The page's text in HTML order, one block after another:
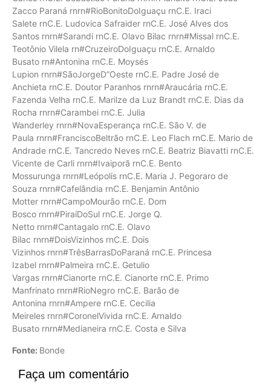
Zacco Paraná rnrn#RioBonitoDoIguaçu rnC.E. Iraci
Salete rnC.E. Ludovica Safraider rnC.E. José Alves dos
Santos rnrn#Sarandi rnC.E. Olavo Bilac rnrn#Missal rnC.E.
Teotônio Vilela rn#CruzeiroDoIguaçu rnC.E. Arnaldo
Busato rn#Antonina rnC.E. Moysés
Lupion rnrn#SãoJorgeD”Oeste rnC.E. Padre José de
Anchieta rnC.E. Doutor Paranhos rnrn#Araucária rnC.E.
Fazenda Velha rnC.E. Marilze da Luz Brandt rnC.E. Dias da
Rocha rnrn#Carambei rnC.E. Julia
Wanderley rnrn#NovaEsperança rnC.E. São V. de
Paula rnrn#FranciscoBeltrão rnC.E. Leo Flach rnC.E. Mario de
Andrade rnC.E. Tancredo Neves rnC.E. Beatriz Biavatti rnC.E.
Vicente de Carli rnrn#Ivaiporã rnC.E. Bento
Mossurunga rnrn#Leópolis rnC.E. Maria J. Pegoraro de
Souza rnrn#Cafelândia rnC.E. Benjamin Antônio
Motter rnrn#CampoMourão rnC.E. Dom
Bosco rnrn#PiraíDoSul rnC.E. Jorge Q.
Netto rnrn#Cantagalo rnC.E. Olavo
Bilac rnrn#DoisVizinhos rnC.E. Dois
Vizinhos rnrn#TrêsBarrasDoParaná rnC.E. Princesa
Izabel rnrn#Palmeira rnC.E. Getulio
Vargas rnrn#Cianorte rnC.E. Cianorte rnC.E. Primo
Manfrinato rnrn#RioNegro rnC.E. Barão de
Antonina rnrn#Ampere rnC.E. Cecilia
Meireles rnrn#CoronelVivida rnC.E. Arnaldo
Busato rnrn#Medianeira rnC.E. Costa e Silva
Fonte: Bonde
Faça um comentário